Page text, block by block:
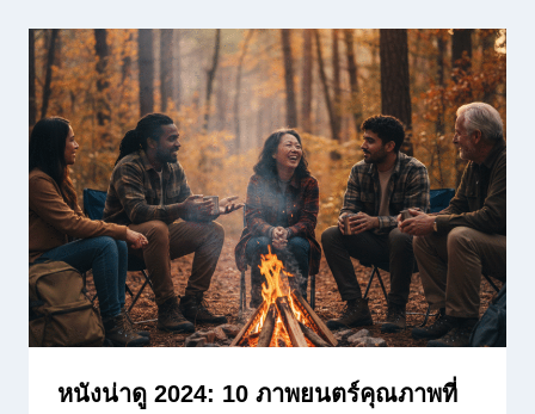
หนังน่าดู 2024: 10 ภาพยนตร์คุณภาพที่